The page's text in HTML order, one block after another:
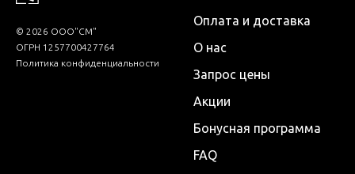
© 2026 ООО"СМ"
ОГРН 1257700427764
Политика конфиденциальности
Оплата и доставка
О нас
Запрос цены
Акции
Бонусная программа
FAQ